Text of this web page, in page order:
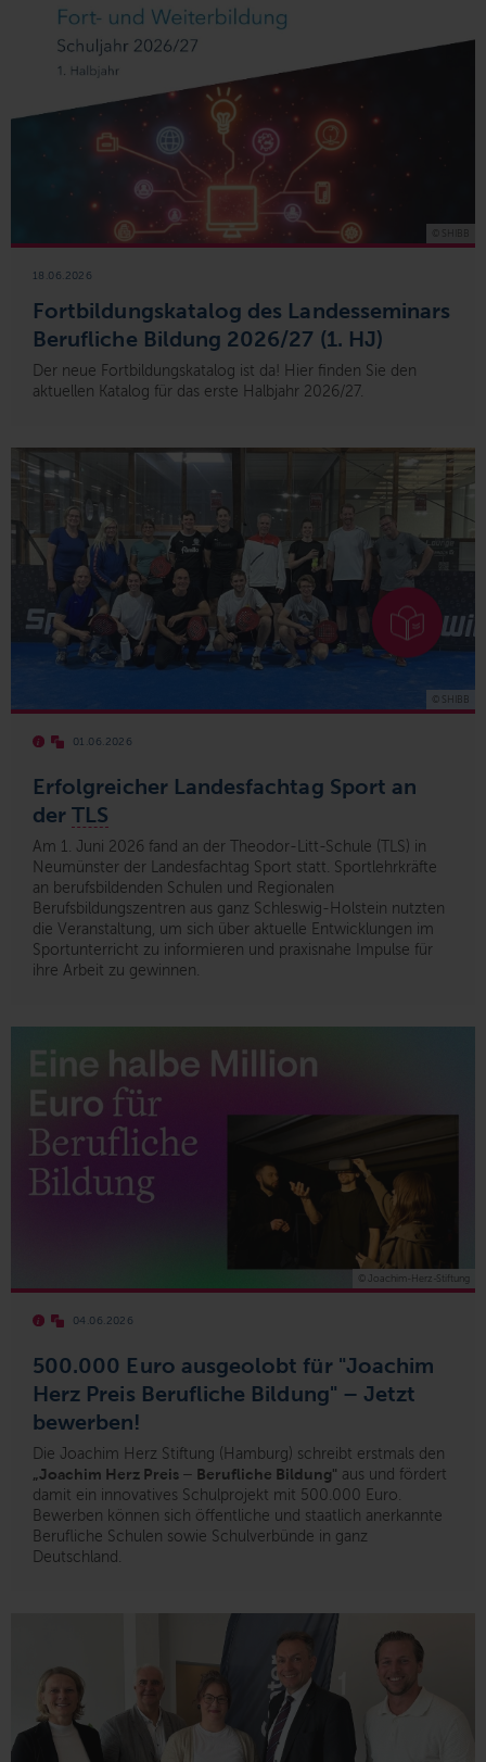
Fortbildungskatalog des Landesseminars
Berufliche Bildung 2026/27 (1. HJ)
18.06.2026
Der neue Fortbildungskatalog ist da! Hier finden Sie den
aktuellen Katalog für das erste Halbjahr 2026/27.
Erfolgreicher Landesfachtag Sport an
derTLS
01.06.2026
Am 1. Juni 2026 fand an der Theodor-Litt-Schule (TLS) in
Neumünster der Landesfachtag Sport statt. Sportlehrkräfte
an berufsbildenden Schulen und Regionalen
Berufsbildungszentren aus ganz Schleswig-Holstein nutzten
die Veranstaltung, um sich über aktuelle Entwicklungen im
Sportunterricht zu informieren und praxisnahe Impulse für
ihre Arbeit zu gewinnen.
© SHIBB
500.000 Euro ausgeolobt für "Joachim
Herz Preis Berufliche Bildung" – Jetzt
bewerben!
04.06.2026
Die Joachim Herz Stiftung (Hamburg) schreibt erstmals den
„Joachim Herz Preis – Berufliche Bildung" aus und fördert
damit ein innovatives Schulprojekt mit 500.000 Euro.
Bewerben können sich öffentliche und staatlich anerkannte
Berufliche Schulen sowie Schulverbünde in ganz
Deutschland.
© Joachim-Herz-Stiftung